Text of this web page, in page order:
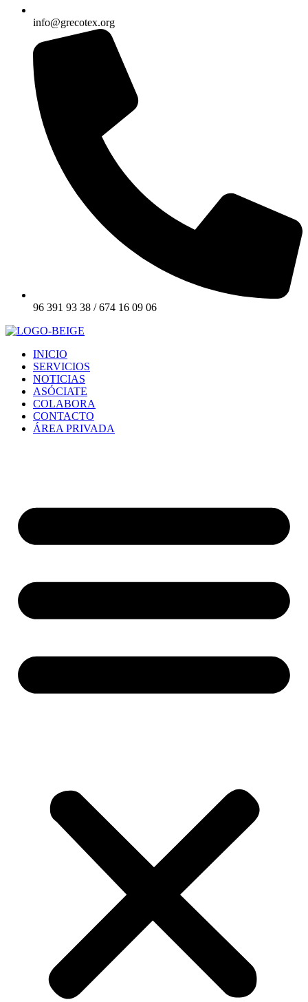
info@grecotex.org
96 391 93 38 / 674 16 09 06
INICIO
SERVICIOS
NOTICIAS
ASÓCIATE
COLABORA
CONTACTO
ÁREA PRIVADA